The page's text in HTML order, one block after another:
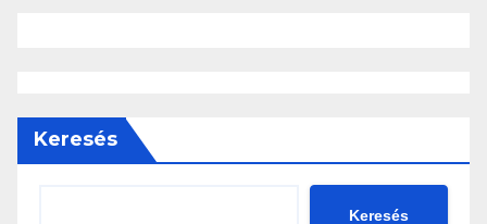
Keresés
Keresés